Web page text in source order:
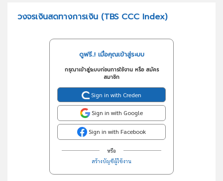
วงจรเงินสดทางการเงิน (TBS CCC Index)
ดูฟรี..! เมื่อคุณเข้าสู่ระบบ
กรุณาเข้าสู่ระบบก่อนการใช้งาน หรือ สมัคร
สมาชิก
Sign in with Creden
Sign in with Google
Sign in with Facebook
หรือ
สร้างบัญชีผู้ใช้งาน